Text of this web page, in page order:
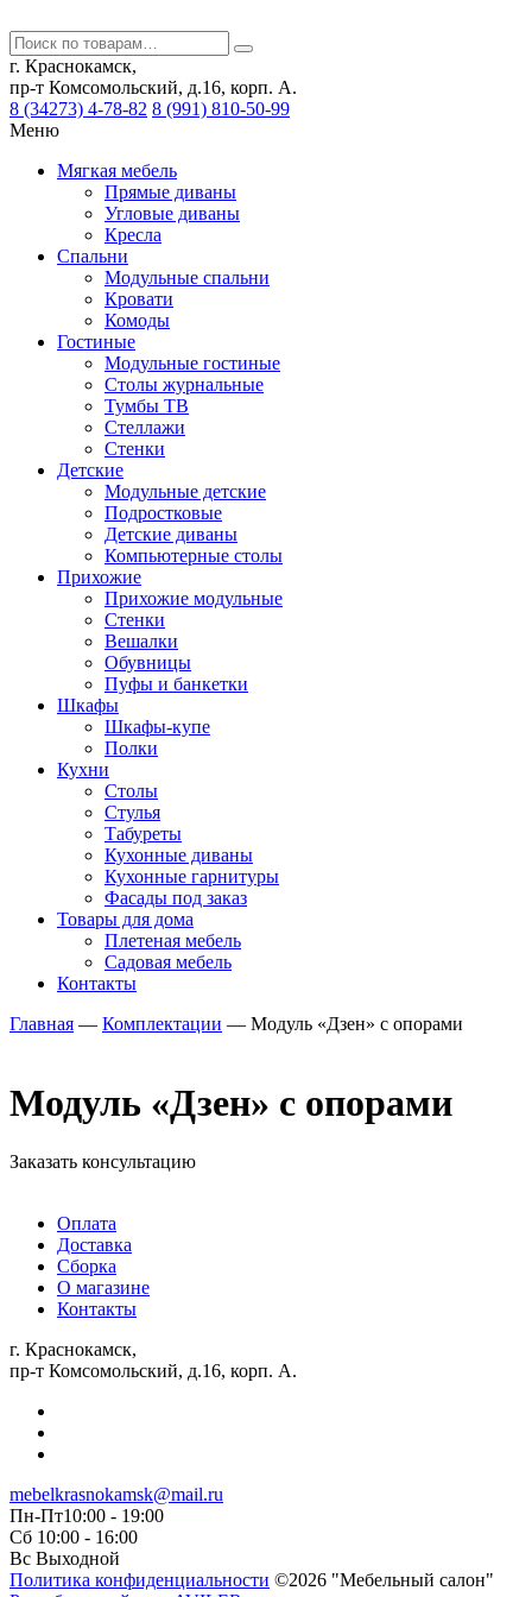
г. Краснокамск,
пр-т Комсомольский, д.16, корп. А.
8 (34273) 4-78-82 8 (991) 810-50-99
Меню
Мягкая мебель
Прямые диваны
Угловые диваны
Кресла
Спальни
Модульные спальни
Кровати
Комоды
Гостиные
Модульные гостиные
Столы журнальные
Тумбы ТВ
Стеллажи
Стенки
Детские
Модульные детские
Подростковые
Детские диваны
Компьютерные столы
Прихожие
Прихожие модульные
Стенки
Вешалки
Обувницы
Пуфы и банкетки
Шкафы
Шкафы-купе
Полки
Кухни
Столы
Стулья
Табуреты
Кухонные диваны
Кухонные гарнитуры
Фасады под заказ
Товары для дома
Плетеная мебель
Садовая мебель
Контакты
Главная — Комплектации — Модуль «Дзен» с опорами
Модуль «Дзен» с опорами
Заказать консультацию
Оплата
Доставка
Сборка
О магазине
Контакты
г. Краснокамск,
пр-т Комсомольский, д.16, корп. А.
mebelkrasnokamsk@mail.ru
Пн-Пт10:00 - 19:00
Сб 10:00 - 16:00
Вс Выходной
Политика конфиденциальности ©2026 "Мебельный салон"